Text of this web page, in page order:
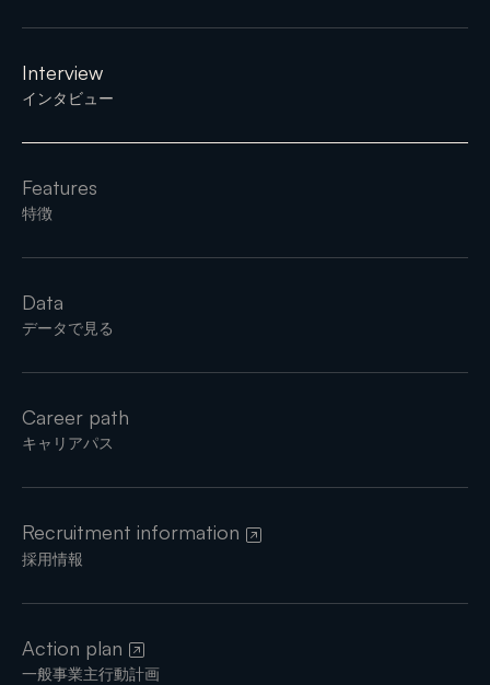
インタビュー
Interview
特徴
Features
データで見る
Data
キャリアパス
Career path
採用情報
Recruitment information
一般事業主行動計画
Action plan